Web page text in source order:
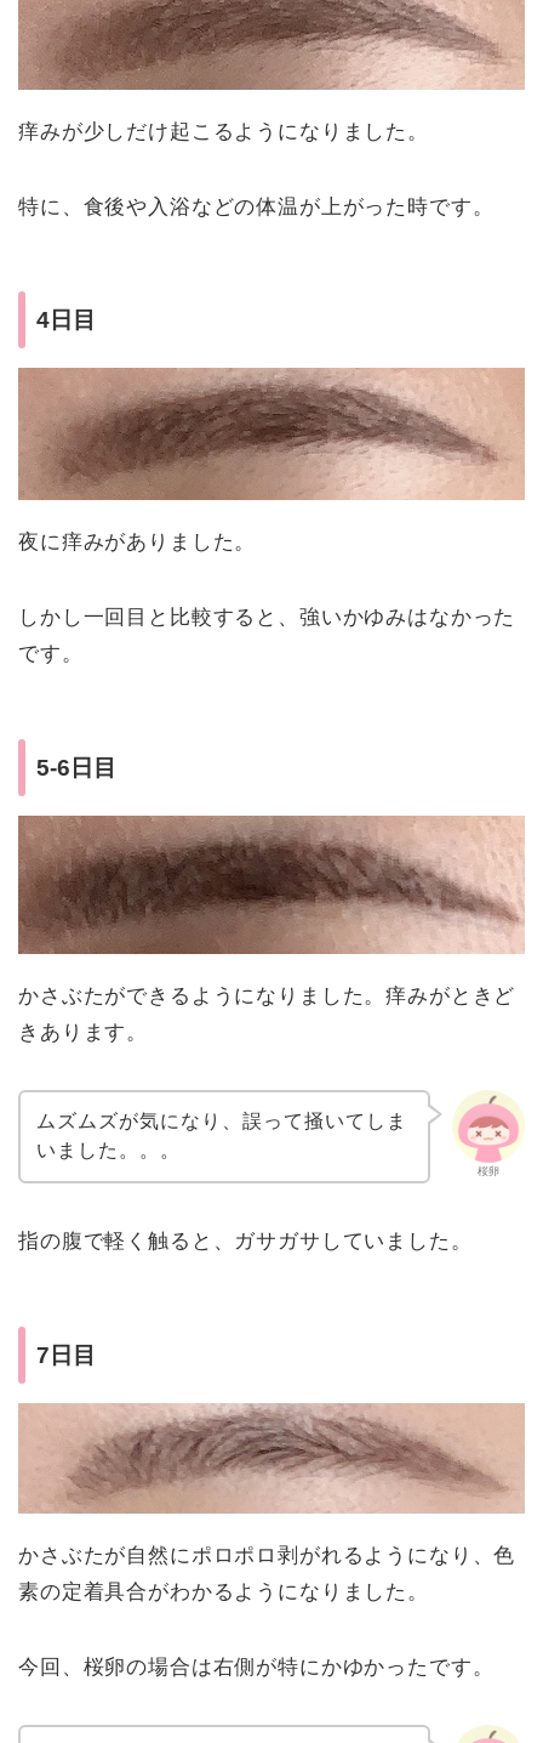
痒みが少しだけ起こるようになりました。
特に、食後や入浴などの体温が上がった時です。
4日目
夜に痒みがありました。
しかし一回目と比較すると、強いかゆみはなかった
です。
5-6日目
かさぶたができるようになりました。痒みがときど
きあります。
桜卵
ムズムズが気になり、誤って掻いてしま
いました。。。
指の腹で軽く触ると、ガサガサしていました。
7日目
かさぶたが自然にポロポロ剥がれるようになり、色
素の定着具合がわかるようになりました。
今回、桜卵の場合は右側が特にかゆかったです。